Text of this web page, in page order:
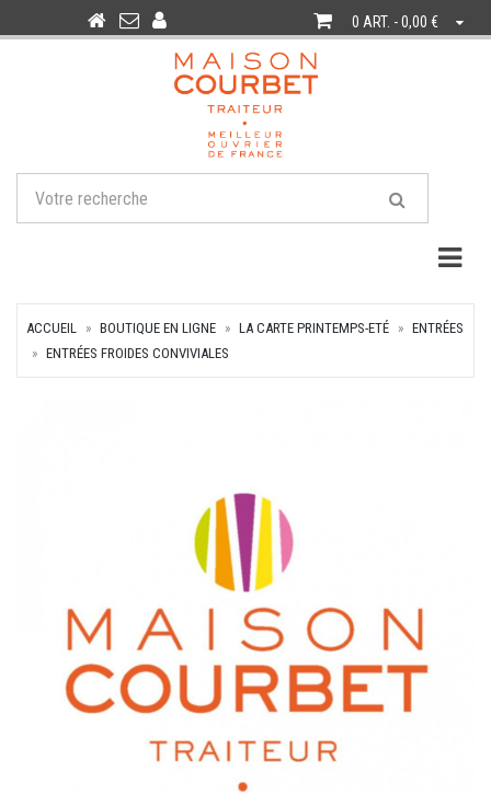
0 ART. - 0,00 €
ACCUEIL BOUTIQUE EN LIGNE LA CARTE PRINTEMPS-ETÉ
ENTRÉES
ENTRÉES FROIDES CONVIVIALES